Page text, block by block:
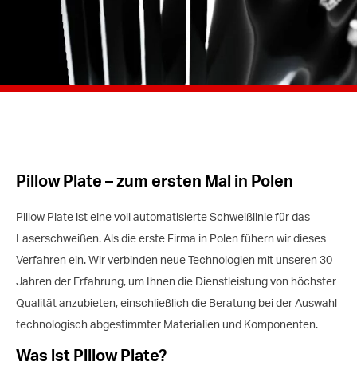
Pillow Plate – zum ersten Mal in Polen
Pillow Plate ist eine voll automatisierte Schweißlinie für das
Laserschweißen. Als die erste Firma in Polen fühern wir dieses
Verfahren ein. Wir verbinden neue Technologien mit unseren 30
Jahren der Erfahrung, um Ihnen die Dienstleistung von höchster
Qualität anzubieten, einschließlich die Beratung bei der Auswahl
technologisch abgestimmter Materialien und Komponenten.
Was ist Pillow Plate?